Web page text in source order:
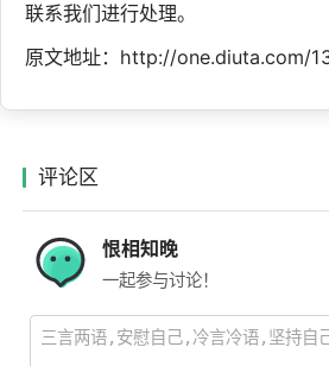
联系我们进行处理。
原文地址：http://one.diuta.com/
评论区
恨相知晚
一起参与讨论！